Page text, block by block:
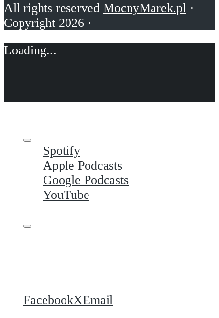
All rights reserved MocnyMarek.pl ·
Copyright 2026 ·
Spotify
Apple Podcasts
Google Podcasts
YouTube
FacebookXEmail